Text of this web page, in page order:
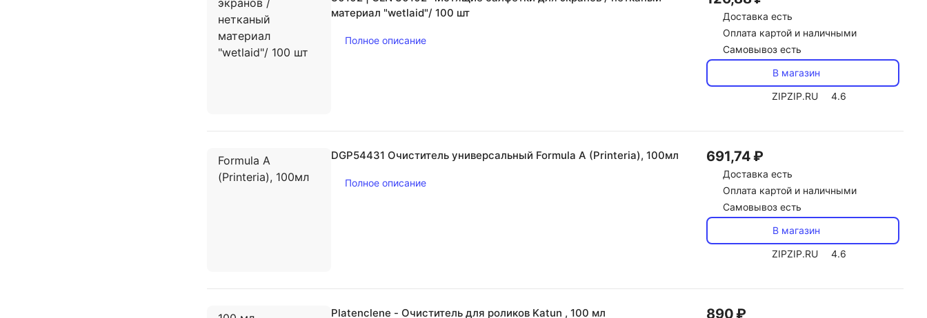
материал "wetlaid"/ 100 шт
Полное описание
Доставка есть
Оплата картой и наличными
Самовывоз есть
В магазин
ZIPZIP.RU
4.6
DGP54431 Очиститель универсальный Formula A (Printeria), 100мл
Полное описание
691,74 ₽
Доставка есть
Оплата картой и наличными
Самовывоз есть
В магазин
ZIPZIP.RU
4.6
Platenclene - Очиститель для роликов Katun , 100 мл 890 ₽